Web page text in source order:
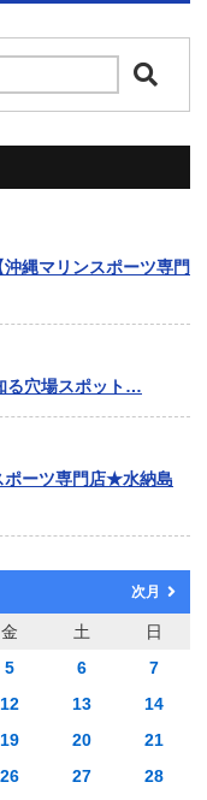
縄マリンスポーツ専門
る穴場スポット…
ポーツ専門店★水納島
次月
金 土
日
5 6
7
12 13
14
19 20
21
26 27
28